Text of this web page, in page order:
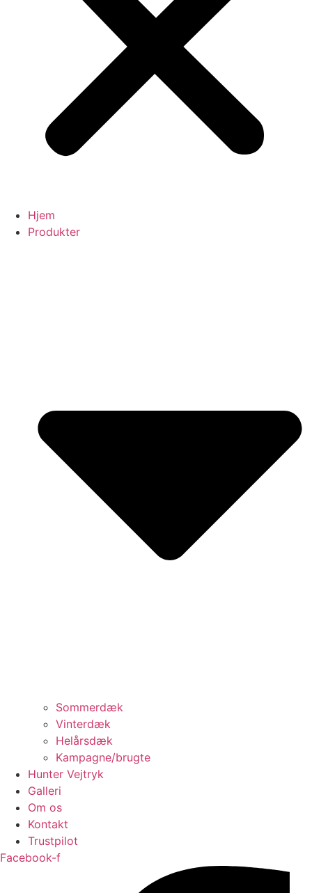
Hjem
Produkter
Sommerdæk
Vinterdæk
Helårsdæk
Kampagne/brugte
Hunter Vejtryk
Galleri
Om os
Kontakt
Trustpilot
Facebook-f